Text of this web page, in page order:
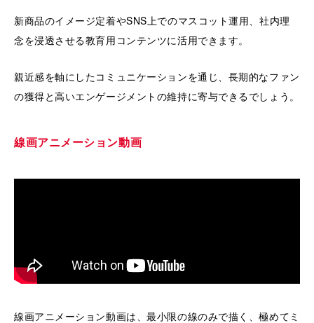
新商品のイメージ定着やSNS上でのマスコット運用、社内理
念を浸透させる教育用コンテンツに活用できます。
親近感を軸にしたコミュニケーションを通じ、長期的なファン
の獲得と高いエンゲージメントの維持に寄与できるでしょう。
線画アニメーション動画
線画アニメーション動画は、最小限の線のみで描く、極めてミ